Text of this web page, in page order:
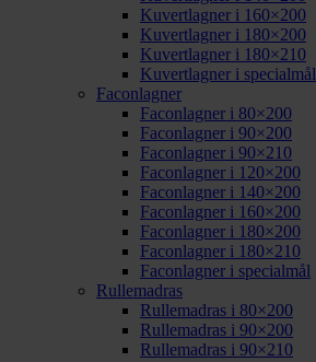
Kuvertlagner i 160×200
Kuvertlagner i 180×200
Kuvertlagner i 180×210
Kuvertlagner i specialmål
Faconlagner
Faconlagner i 80×200
Faconlagner i 90×200
Faconlagner i 90×210
Faconlagner i 120×200
Faconlagner i 140×200
Faconlagner i 160×200
Faconlagner i 180×200
Faconlagner i 180×210
Faconlagner i specialmål
Rullemadras
Rullemadras i 80×200
Rullemadras i 90×200
Rullemadras i 90×210